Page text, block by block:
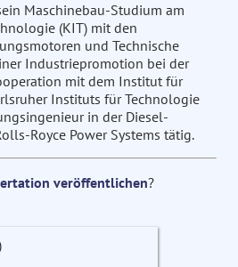
Maschinebau-Studium am
(KIT) mit den
und Technische
Industriepromotion bei der
mit dem Institut für
Instituts für Technologie
in der Diesel-
Royce Power Systems tätig.
veröffentlichen?